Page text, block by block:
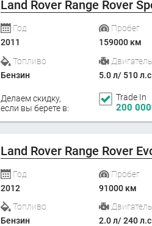
Land Rover Range Rover
Год
2011
Пробег
159000 км
Топливо
Бензин
Двигатель
5.0 л/ 510
Делаем скидку,
если вы берете в:
Trade In
200 000
Land Rover Range Rover
Год
2012
Пробег
91000 км
Топливо
Бензин
Двигатель
2.0 л/ 240